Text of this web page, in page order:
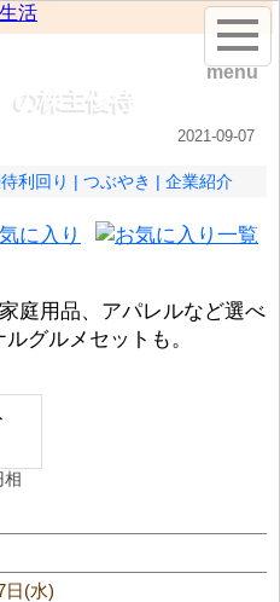
の株主優待
2021-09-07
利回り つぶやき 企業紹介
庭用品、アパレルなど選べ
グルメセットも。
相
日(水)
menu